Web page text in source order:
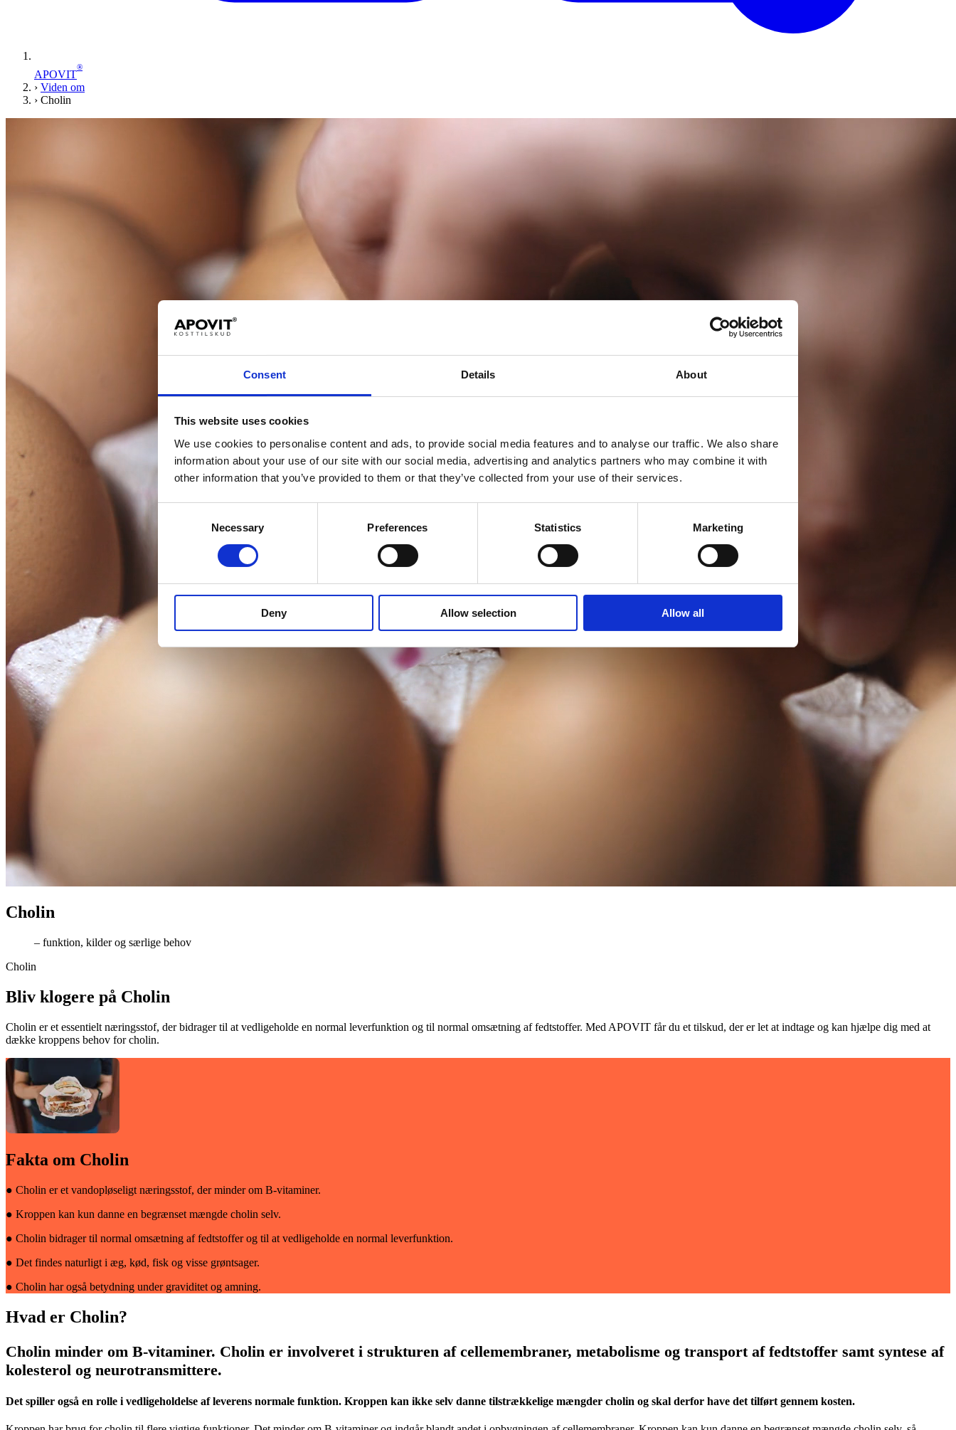
Consent Details About
This website uses cookies
We use cookies to personalise content and ads, to provide social media features and to analyse our traffic. We also share
information about your use of our site with our social media, advertising and analytics partners who may combine it with
other information that you’ve provided to them or that they’ve collected from your use of their services.
Necessary Preferences Statistics Marketing
Deny Allow selection Allow all
APOVIT
®
› Viden om
› Cholin
Cho­lin
– funktion, kilder og særlige behov
Cholin
Bliv klogere på Cholin
Cholin er et essentielt næringsstof, der bidrager til at vedligeholde en normal leverfunktion og til normal omsætning af fedtstoffer. Med APOVIT får du et tilskud, der er let at indtage og kan hjælpe dig med at
dække kroppens behov for cholin.
Fakta om Cho­lin
● Cholin er et vandopløseligt næringsstof, der minder om B-vitaminer.
● Kroppen kan kun danne en begrænset mængde cholin selv.
● Cholin bidrager til normal omsætning af fedtstoffer og til at vedligeholde en normal leverfunktion.
● Det findes naturligt i æg, kød, fisk og visse grøntsager.
● Cholin har også betydning under graviditet og amning.
Hvad er Cholin?
Cholin minder om B-vitaminer. Cholin er involveret i strukturen af cellemembraner, metabolisme og transport af fedtstoffer samt syntese af
kolesterol og neurotransmittere.
Det spiller også en rolle i vedligeholdelse af leverens normale funktion. Kroppen kan ikke selv danne tilstrækkelige mængder cholin og skal derfor have det tilført gennem kosten.